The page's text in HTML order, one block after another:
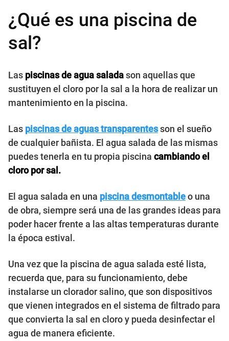
¿Qué es una piscina de
sal?
Las piscinas de agua saladason aquellas que
sustituyen el cloro por la sal a la hora de realizar un
mantenimiento en la piscina.
Las piscinas de aguas transparentesson el sueño
de cualquier bañista. El agua salada de las mismas
puedes tenerla en tu propia piscina cambiando el
cloro por sal.
El agua salada en una piscina desmontableo una
de obra, siempre será una de las grandes ideas para
poder hacer frente a las altas temperaturas durante
la época estival.
Una vez que la piscina de agua salada esté lista,
recuerda que, para su funcionamiento, debe
instalarse un clorador salino, que son dispositivos
que vienen integrados en el sistema de filtrado para
que convierta la sal en cloro y pueda desinfectar el
agua de manera eficiente.